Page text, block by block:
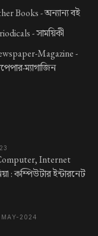
Books -অন্যান্য বই
-সাময়িকী
Magazine -
ম্যাগাজিন
Internet
: কম্পিউটার ইন্টারনেট
MAY-2024